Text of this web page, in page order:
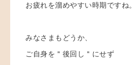
お疲れを溜めやすい時期ですね。
みなさまもどうか、
ご自身を＂後回し＂にせず